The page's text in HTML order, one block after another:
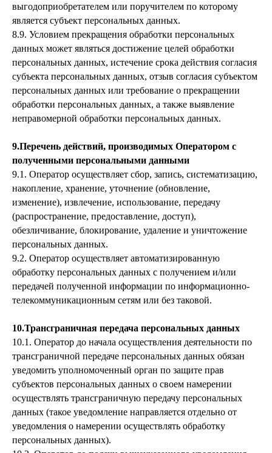
выгодоприобретателем или поручителем по которому
является субъект персональных данных.
8.9. Условием прекращения обработки персональных
данных может являться достижение целей обработки
персональных данных, истечение срока действия согласия
субъекта персональных данных, отзыв согласия субъектом
персональных данных или требование о прекращении
обработки персональных данных, а также выявление
неправомерной обработки персональных данных.
9.Перечень действий, производимых Оператором с
полученными персональными данными
9.1. Оператор осуществляет сбор, запись, систематизацию,
накопление, хранение, уточнение (обновление,
изменение), извлечение, использование, передачу
(распространение, предоставление, доступ),
обезличивание, блокирование, удаление и уничтожение
персональных данных.
9.2. Оператор осуществляет автоматизированную
обработку персональных данных с получением и/или
передачей полученной информации по информационно-
телекоммуникационным сетям или без таковой.
10.Трансграничная передача персональных данных
10.1. Оператор до начала осуществления деятельности по
трансграничной передаче персональных данных обязан
уведомить уполномоченный орган по защите прав
субъектов персональных данных о своем намерении
осуществлять трансграничную передачу персональных
данных (такое уведомление направляется отдельно от
уведомления о намерении осуществлять обработку
персональных данных).